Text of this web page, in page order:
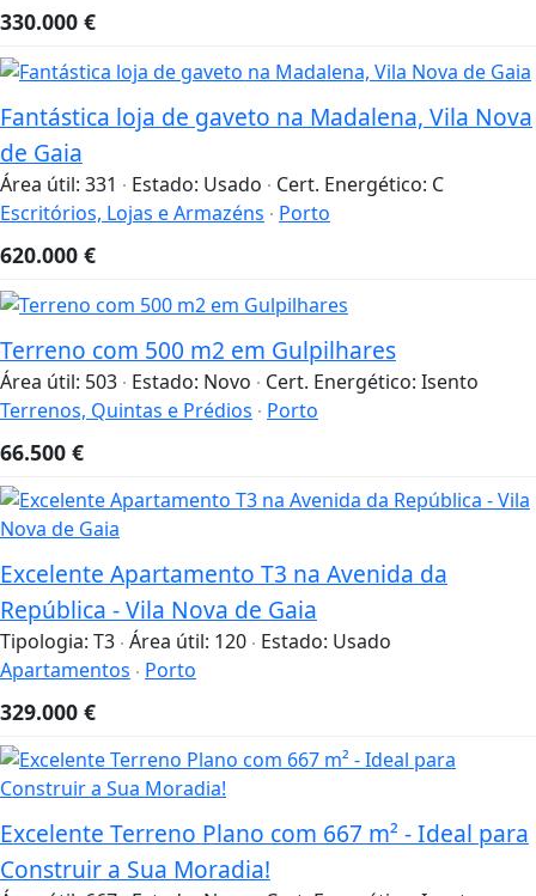
330.000 €
Fantástica loja de gaveto na Madalena, Vila Nova
de Gaia
Área útil: 331 Estado: Usado Cert. Energético: C
Escritórios, Lojas e Armazéns
Porto
620.000 €
Terreno com 500 m2 em Gulpilhares
Área útil: 503 Estado: Novo Cert. Energético: Isento
Terrenos, Quintas e Prédios
Porto
66.500 €
Excelente Apartamento T3 na Avenida da
República - Vila Nova de Gaia
Tipologia: T3 Área útil: 120 Estado: Usado
Apartamentos
Porto
329.000 €
Excelente Terreno Plano com 667 m² - Ideal para
Construir a Sua Moradia!